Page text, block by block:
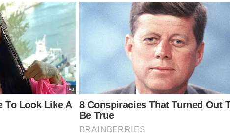
de fraqueza outontura súbita sob osolforte.
enviadas por especialistas diretamente nocanal Folha de